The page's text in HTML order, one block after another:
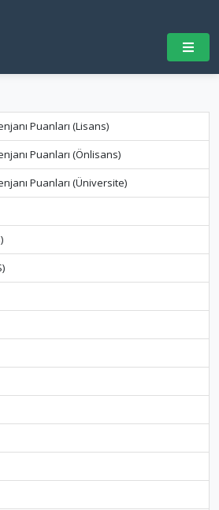
Puanları (Lisans)
Puanları (Önlisans)
Puanları (Üniversite)